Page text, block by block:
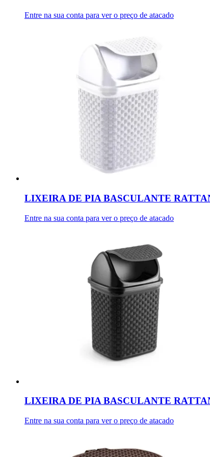
Entre na sua conta para ver o preço de atacado
LIXEIRA DE PIA BASCULANTE
Entre na sua conta para ver o preço de atacado
LIXEIRA DE PIA BASCULANTE
Entre na sua conta para ver o preço de atacado